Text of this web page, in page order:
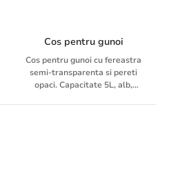
Cos pentru gunoi
Cos pentru gunoi cu fereastra
semi-transparenta si pereti
opaci. Capacitate 5L, alb,